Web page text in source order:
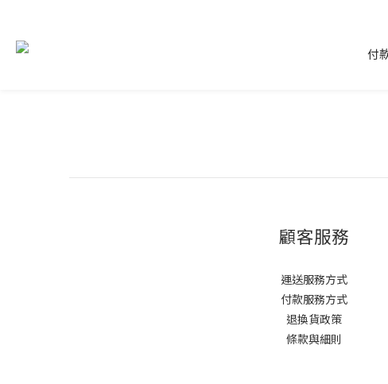
付
顧客服務
運送服務方式
付款服務方式
退換貨政策
條款與細則